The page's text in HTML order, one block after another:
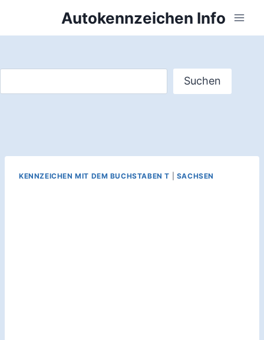
springen
Autokennzeichen Info
Suchen
KENNZEICHEN MIT DEM BUCHSTABEN T SACHSEN